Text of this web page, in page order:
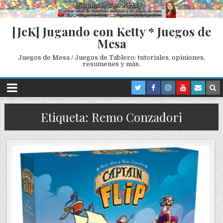
[JcK] Jugando con Ketty * Juegos de
Mesa
Juegos de Mesa / Juegos de Tablero: tutoriales, opiniones,
resumenes y más.
Etiqueta: Remo Conzadori